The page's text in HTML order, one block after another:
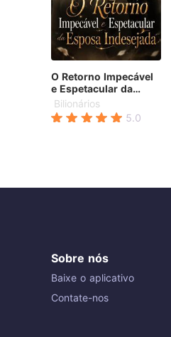
O Retorno Impecável
e Espetacular da
Esposa Indesejada
Bilionários
5.0
Sobre nós
Baixe o aplicativo
Contate-nos